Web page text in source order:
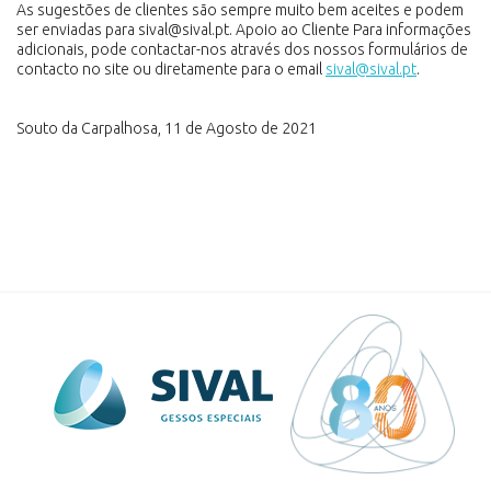
As sugestões de clientes são sempre muito bem aceites e podem
ser enviadas para sival@sival.pt. Apoio ao Cliente Para informações
adicionais, pode contactar-nos através dos nossos formulários de
contacto no site ou diretamente para o email sival@sival.pt.
Souto da Carpalhosa, 11 de Agosto de 2021